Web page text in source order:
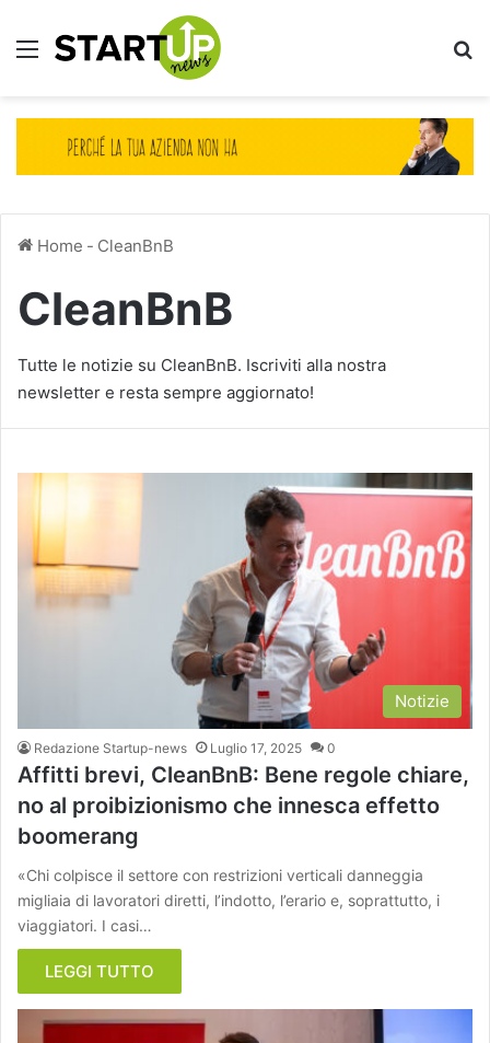
Menu
Home - CleanBnB
CleanBnB
Tutte le notizie su CleanBnB. Iscriviti alla nostra
newsletter e resta sempre aggiornato!
Notizie
Redazione Startup-news Luglio 17, 2025 0
Affitti brevi, CleanBnB: Bene regole chiare,
no al proibizionismo che innesca effetto
boomerang
«Chi colpisce il settore con restrizioni verticali danneggia
migliaia di lavoratori diretti, l’indotto, l’erario e, soprattutto, i
viaggiatori. I casi…
LEGGI TUTTO